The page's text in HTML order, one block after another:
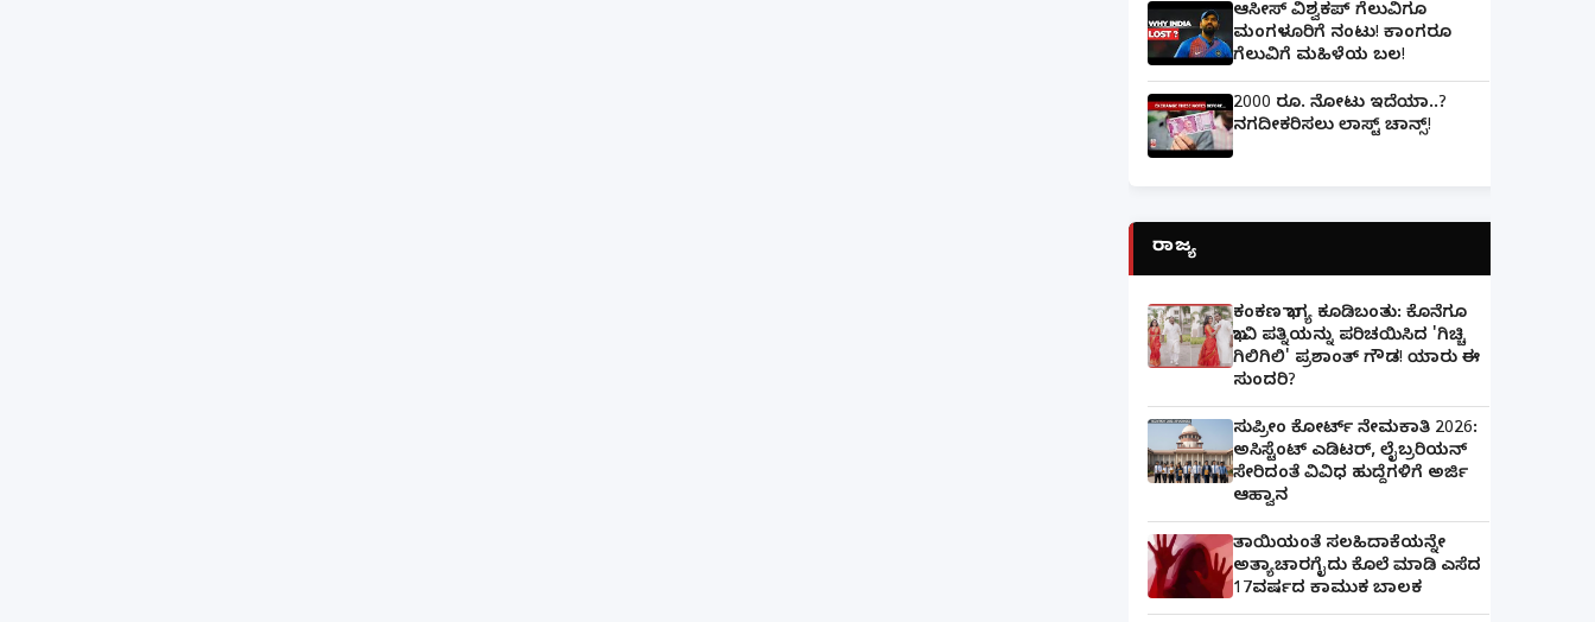
ಆಸೀಸ್ ವಿಶ್ವಕಪ್ ಗೆಲುವಿಗೂ
ಮಂಗಳೂರಿಗೆ ನಂಟು! ಕಾಂಗರೂ
ಗೆಲುವಿಗೆ ಮಹಿಳೆಯ ಬಲ!
2000 ರೂ. ನೋಟು ಇದೆಯಾ..?
ನಗದೀಕರಿಸಲು ಲಾಸ್ಟ್‌ ಚಾನ್ಸ್‌!
ರಾಜ್ಯ
ಕಂಕಣ ಭಾಗ್ಯ ಕೂಡಿಬಂತು: ಕೊನೆಗೂ
ಭಾವಿ ಪತ್ನಿಯನ್ನು ಪರಿಚಯಿಸಿದ 'ಗಿಚ್ಚಿ
ಗಿಲಿಗಿಲಿ' ಪ್ರಶಾಂತ್ ಗೌಡ! ಯಾರು ಈ
ಸುಂದರಿ?
ಸುಪ್ರೀಂ ಕೋರ್ಟ್ ನೇಮಕಾತಿ 2026:
ಅಸಿಸ್ಟೆಂಟ್ ಎಡಿಟರ್, ಲೈಬ್ರರಿಯನ್
ಸೇರಿದಂತೆ ವಿವಿಧ ಹುದ್ದೆಗಳಿಗೆ ಅರ್ಜಿ
ಆಹ್ವಾನ
ತಾಯಿಯಂತೆ ಸಲಹಿದಾಕೆಯನ್ನೇ
ಅತ್ಯಾಚಾರಗೈದು ಕೊಲೆ ಮಾಡಿ ಎಸೆದ
17ವರ್ಷದ ಕಾಮುಕ ಬಾಲಕ